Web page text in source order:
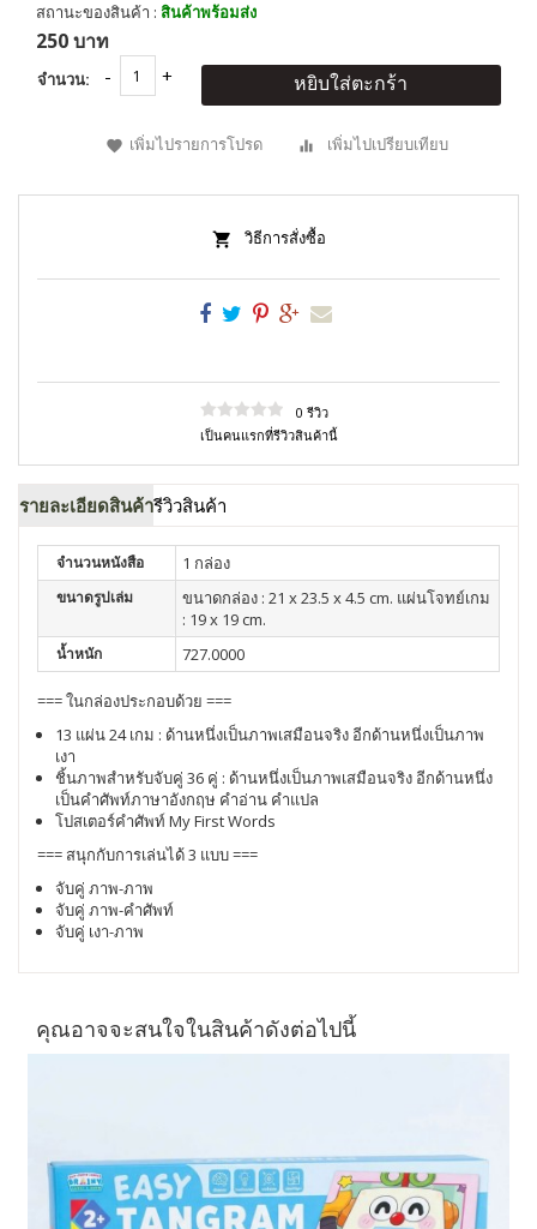
สถานะของสินค้า : สินค้าพร้อมส่ง
250 บาท
จำนวน: หยิบใส่ตะกร้า
เพิ่มไปรายการโปรด เพิ่มไปเปรียบเทียบ
วิธีการสั่งซื้อ
0 รีวิว
เป็นคนแรกที่รีวิวสินค้านี้
รายละเอียดสินค้ารีวิวสินค้า
จำนวนหนังสือ 1 กล่อง
ขนาดรูปเล่ม
ขนาดกล่อง : 21 x 23.5 x 4.5 cm. แผ่นโจทย์เกม
: 19 x 19 cm.
น้ำหนัก 727.0000
=== ในกล่องประกอบด้วย ===
13 แผ่น 24 เกม : ด้านหนึ่งเป็นภาพเสมือนจริง อีกด้านหนึ่งเป็นภาพ
เงา
ชิ้นภาพสำหรับจับคู่ 36 คู่ : ด้านหนึ่งเป็นภาพเสมือนจริง อีกด้านหนึ่ง
เป็นคำศัพท์ภาษาอังกฤษ คำอ่าน คำแปล
โปสเตอร์คำศัพท์ My First Words
=== สนุกกับการเล่นได้ 3 แบบ ===
จับคู่ ภาพ-ภาพ
จับคู่ ภาพ-คำศัพท์
จับคู่ เงา-ภาพ
คุณอาจจะสนใจในสินค้าดังต่อไปนี้